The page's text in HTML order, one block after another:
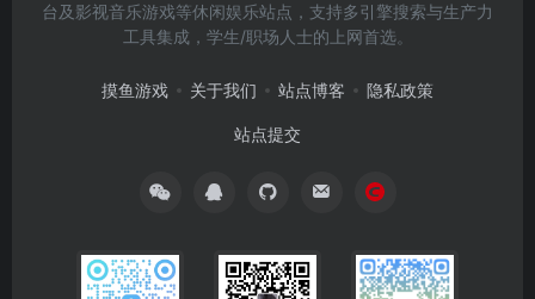
台及影视音乐游戏等休闲娱乐站点，支持多引擎搜索与生产力
工具集成，学生/职场人士的上网首选。
摸鱼游戏 关于我们 站点博客 隐私政策
站点提交